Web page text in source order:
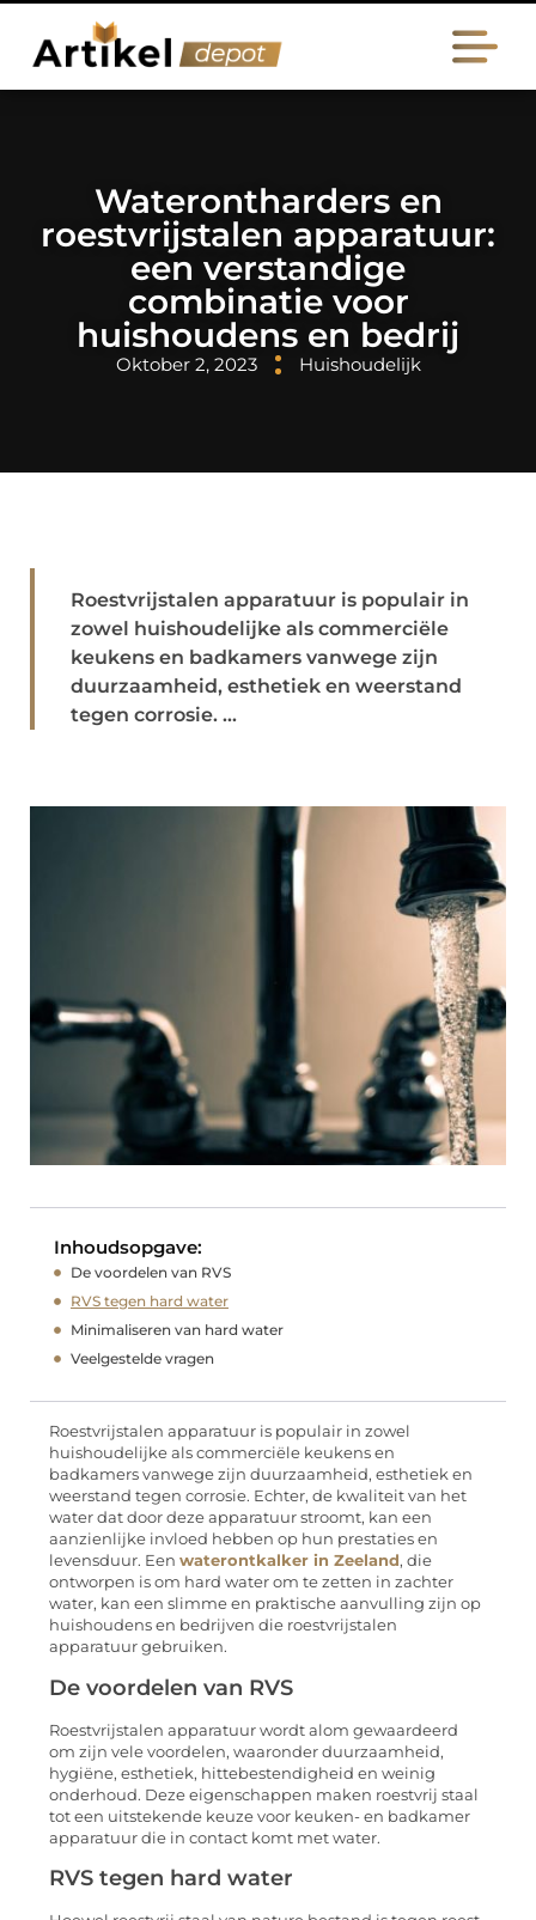
Waterontharders en
roestvrijstalen apparatuur:
een verstandige
combinatie voor
huishoudens en bedrij
Oktober 2, 2023 Huishoudelijk
Roestvrijstalen apparatuur is populair in
zowel huishoudelijke als commerciële
keukens en badkamers vanwege zijn
duurzaamheid, esthetiek en weerstand
tegen corrosie. ...
Inhoudsopgave:
De voordelen van RVS
RVS tegen hard water
Minimaliseren van hard water
Veelgestelde vragen
Roestvrijstalen apparatuur is populair in zowel
huishoudelijke als commerciële keukens en
badkamers vanwege zijn duurzaamheid, esthetiek en
weerstand tegen corrosie. Echter, de kwaliteit van het
water dat door deze apparatuur stroomt, kan een
aanzienlijke invloed hebben op hun prestaties en
levensduur. Een waterontkalker in Zeeland, die
ontworpen is om hard water om te zetten in zachter
water, kan een slimme en praktische aanvulling zijn op
huishoudens en bedrijven die roestvrijstalen
apparatuur gebruiken.
De voordelen van RVS
Roestvrijstalen apparatuur wordt alom gewaardeerd
om zijn vele voordelen, waaronder duurzaamheid,
hygiëne, esthetiek, hittebestendigheid en weinig
onderhoud. Deze eigenschappen maken roestvrij staal
tot een uitstekende keuze voor keuken- en badkamer
apparatuur die in contact komt met water.
RVS tegen hard water